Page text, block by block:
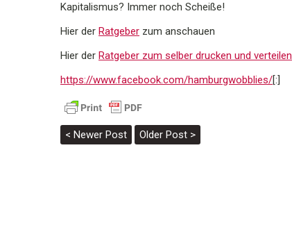
Kapitalismus? Immer noch Scheiße!
Hier der Ratgeber zum anschauen
Hier der Ratgeber zum selber drucken und verteilen
https://www.facebook.com/hamburgwobblies/[:]
< Newer Post Older Post >